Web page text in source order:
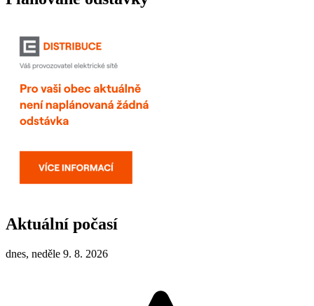
Aktuální počasí
dnes, neděle 9. 8. 2026